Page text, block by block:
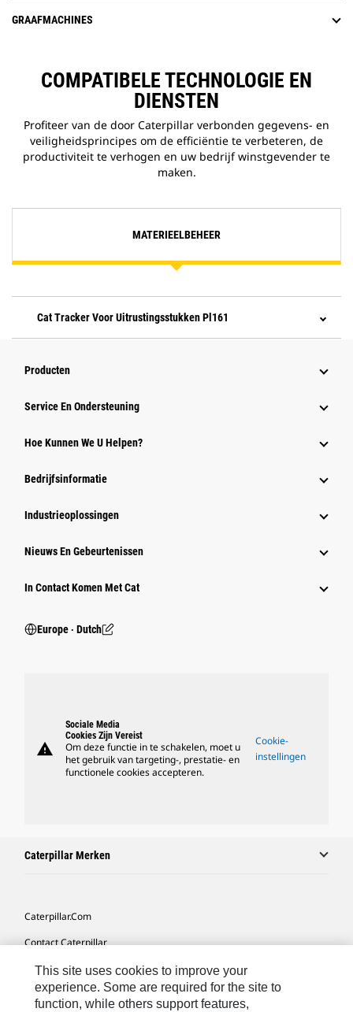
GRAAFMACHINES
COMPATIBELE TECHNOLOGIE EN
DIENSTEN
Profiteer van de door Caterpillar verbonden gegevens- en
veiligheidsprincipes om de efficiëntie te verbeteren, de
productiviteit te verhogen en uw bedrijf winstgevender te
maken.
MATERIEELBEHEER
Cat Tracker Voor Uitrustingsstukken Pl161
Producten
Service En Ondersteuning
Hoe Kunnen We U Helpen?
Bedrijfsinformatie
Industrieoplossingen
Nieuws En Gebeurtenissen
In Contact Komen Met Cat
Europe ‧ Dutch
warning
Sociale Media
Cookies Zijn Vereist
Om deze functie in te schakelen, moet u
het gebruik van targeting-, prestatie- en
functionele cookies accepteren.
Cookie-
instellingen
Caterpillar Merken
Caterpillar.com
Contact Caterpillar
Mijn Marketingvoorkeuren
Site Map
This site uses cookies to improve your
experience. Some are required for the site to
function, while others support features,